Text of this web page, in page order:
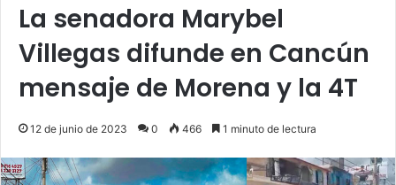
La senadora Marybel
Villegas difunde en Cancún
mensaje de Morena y la 4T
12 de junio de 2023 0 466 1 minuto de lectura